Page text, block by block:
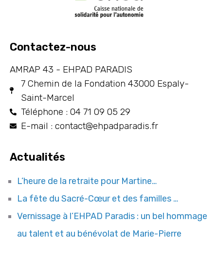
Contactez-nous
AMRAP 43 - EHPAD PARADIS
7 Chemin de la Fondation 43000 Espaly-
Saint-Marcel
Téléphone : 04 71 09 05 29
E-mail : contact@ehpadparadis.fr
Actualités
L’heure de la retraite pour Martine…
La fête du Sacré-Cœur et des familles …
Vernissage à l’EHPAD Paradis : un bel hommage
au talent et au bénévolat de Marie-Pierre